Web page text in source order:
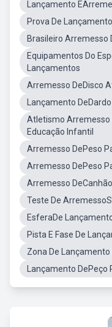
Lançamento
Prova De
Brasileiro Arremesso
Equipamentos Do
Lançamentos
Arremesso DeDisco
Lançamento
Atletismo Arremesso
Educação Infantil
Arremesso DePeso
Arremesso DePeso
Arremesso DeCanhão
Teste De
EsferaDe
Pista E Fase De
Zona De Lançamento
Lançamento DePeço